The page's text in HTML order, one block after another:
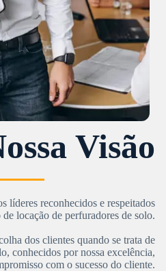
Visão
líderes reconhecidos e respeitados
locação de perfuradores de solo.
dos clientes quando se trata de
conhecidos por nossa excelência,
com o sucesso do cliente.